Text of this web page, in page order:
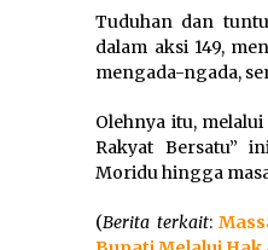
Tuduhan dan
dalam aksi 149,
mengada-ngada,
Olehnya itu,
Rakyat Bersatu”
Moridu hingga
(Berita terkait: